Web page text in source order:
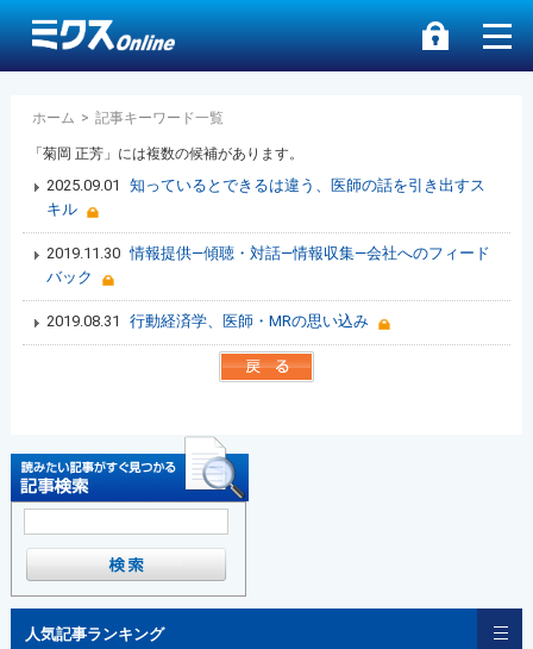
ホーム > 記事キーワード一覧
「菊岡 正芳」には複数の候補があります。
2025.09.01
知っているとできるは違う、医師の話を引き出すス
キル
2019.11.30 情報提供―傾聴・対話―情報収集―会社へのフィード
バック
2019.08.31 行動経済学、医師・MRの思い込み
人気記事ランキング